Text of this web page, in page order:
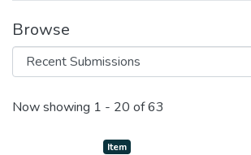
Browse
Recent Submissions
Now showing 1 - 20 of 63
Item